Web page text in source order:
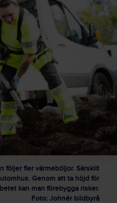
följer fler värmeböljor. Särskilt
Genom att ta höjd för
kan man förebygga risker.
Foto: Johnér bildbyrå